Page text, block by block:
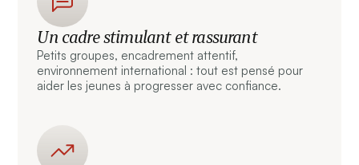
Un cadre stimulant et rassurant
Petits groupes, encadrement attentif,
environnement international : tout est pensé pour
aider les jeunes à progresser avec confiance.